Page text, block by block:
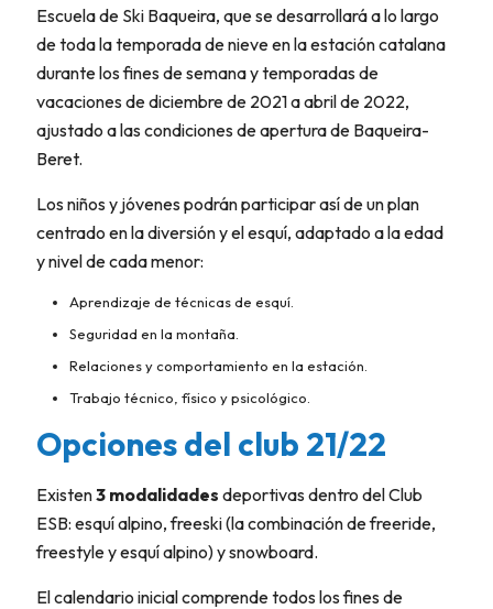
Escuela de Ski Baqueira, que se desarrollará a lo largo
de toda la temporada de nieve en la estación catalana
durante los fines de semana y temporadas de
vacaciones de diciembre de 2021 a abril de 2022,
ajustado a las condiciones de apertura de Baqueira-
Beret.
Los niños y jóvenes podrán participar así de un plan
centrado en la diversión y el esquí, adaptado a la edad
y nivel de cada menor:
Aprendizaje de técnicas de esquí.
Seguridad en la montaña.
Relaciones y comportamiento en la estación.
Trabajo técnico, físico y psicológico.
Opciones del club 21/22
Existen3 modalidades deportivas dentro del Club
ESB: esquí alpino, freeski (la combinación de freeride,
freestyle y esquí alpino) y snowboard.
El calendario inicial comprende todos los fines de